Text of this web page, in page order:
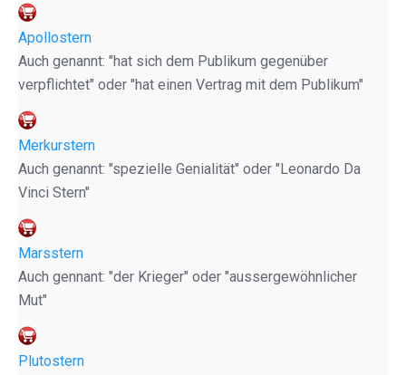
Apollostern
Auch genannt: "hat sich dem Publikum gegenüber
verpflichtet" oder "hat einen Vertrag mit dem Publikum"
Merkurstern
Auch genannt: "spezielle Genialität" oder "Leonardo Da
Vinci Stern"
Marsstern
Auch gennant: "der Krieger" oder "aussergewöhnlicher
Mut"
Plutostern